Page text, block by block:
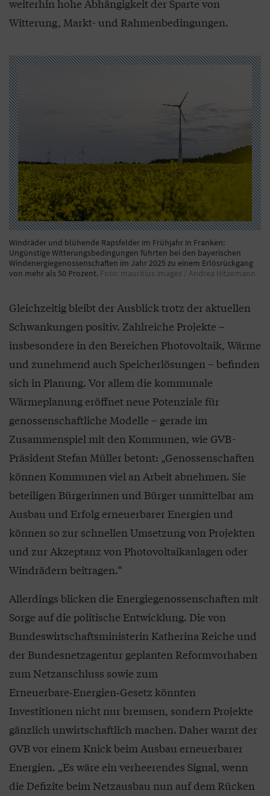
weiterhin hohe Abhängigkeit der Sparte von
Witterung, Markt- und Rahmenbedingungen.
Windräder und blühende Rapsfelder im Frühjahr in Franken:
Ungünstige Witterungsbedingungen führten bei den bayerischen
Windenergiegenossenschaften im Jahr 2025 zu einem Erlösrückgang
von mehr als 50 Prozent. Foto: mauritius images / Andrea Hitzemann
Gleichzeitig bleibt der Ausblick trotz der aktuellen
Schwankungen positiv. Zahlreiche Projekte –
insbesondere in den Bereichen Photovoltaik, Wärme
und zunehmend auch Speicherlösungen – befinden
sich in Planung. Vor allem die kommunale
Wärmeplanung eröffnet neue Potenziale für
genossenschaftliche Modelle – gerade im
Zusammenspiel mit den Kommunen, wie GVB-
Präsident Stefan Müller betont: „Genossenschaften
können Kommunen viel an Arbeit abnehmen. Sie
beteiligen Bürgerinnen und Bürger unmittelbar am
Ausbau und Erfolg erneuerbarer Energien und
können so zur schnellen Umsetzung von Projekten
und zur Akzeptanz von Photovoltaikanlagen oder
Windrädern beitragen.“
Allerdings blicken die Energiegenossenschaften mit
Sorge auf die politische Entwicklung. Die von
Bundeswirtschaftsministerin Katherina Reiche und
der Bundesnetzagentur geplanten Reformvorhaben
zum Netzanschluss sowie zum
Erneuerbare‑Energien‑Gesetz könnten
Investitionen nicht nur bremsen, sondern Projekte
gänzlich unwirtschaftlich machen. Daher warnt der
GVB vor einem Knick beim Ausbau erneuerbarer
Energien. „Es wäre ein verheerendes Signal, wenn
die Defizite beim Netzausbau nun auf dem Rücken